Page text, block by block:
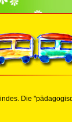
Die